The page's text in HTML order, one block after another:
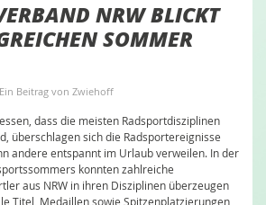
NRW BLICKT
SOMMER
Ein Beitrag von Zwiehoff
dass die meisten Radsportdisziplinen
überschlagen sich die Radsportereignisse
andere entspannt im Urlaub verweilen. In der
konnten zahlreiche
aus NRW in ihren Disziplinen überzeugen
Titel, Medaillen sowie Spitzenplatzierungen